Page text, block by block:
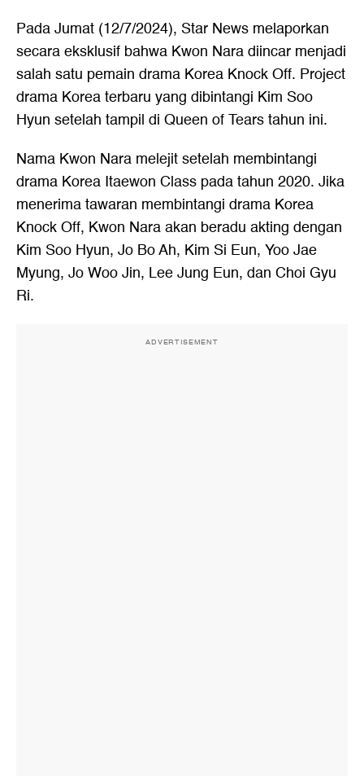
Pada Jumat (12/7/2024), Star News melaporkan
secara eksklusif bahwa Kwon Nara diincar menjadi
salah satu pemain drama Korea Knock Off. Project
drama Korea terbaru yang dibintangi Kim Soo
Hyun setelah tampil di Queen of Tears tahun ini.
Nama Kwon Nara melejit setelah membintangi
drama Korea Itaewon Class pada tahun 2020. Jika
menerima tawaran membintangi drama Korea
Knock Off, Kwon Nara akan beradu akting dengan
Kim Soo Hyun, Jo Bo Ah, Kim Si Eun, Yoo Jae
Myung, Jo Woo Jin, Lee Jung Eun, dan Choi Gyu
Ri.
ADVERTISEMENT